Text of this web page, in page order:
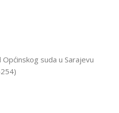
suda u Sarajevu